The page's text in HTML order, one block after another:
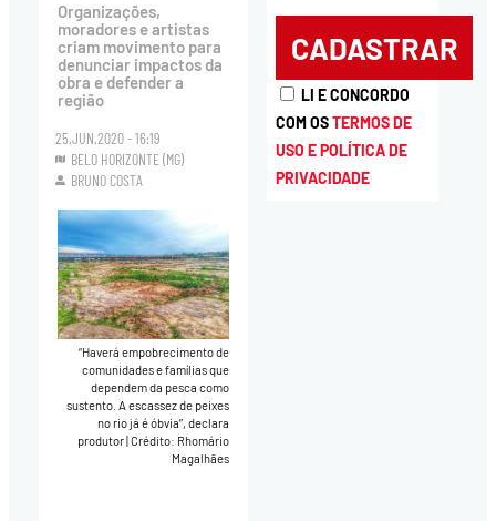
Organizações,
moradores e artistas
criam movimento para
denunciar impactos da
obra e defender a
região
25.JUN.2020 - 16:19
BELO HORIZONTE (MG)
BRUNO COSTA
“Haverá empobrecimento de
comunidades e famílias que
dependem da pesca como
sustento. A escassez de peixes
no rio já é óbvia”, declara
produtor|Crédito: Rhomário
Magalhães
LI E CONCORDO
COM OSTERMOS DE
USO E POLÍTICA DE
PRIVACIDADE